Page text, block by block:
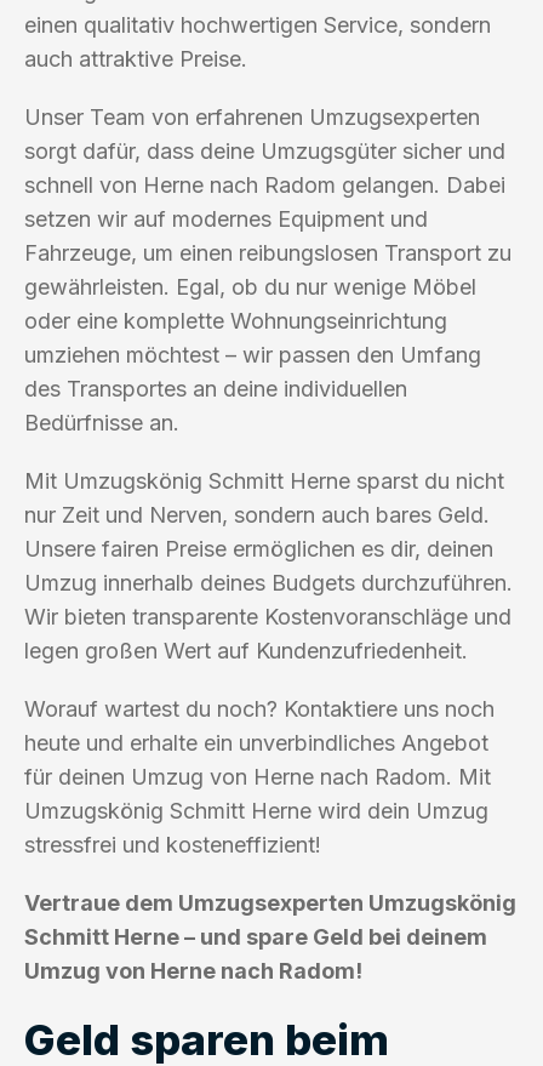
einen qualitativ hochwertigen Service, sondern
auch attraktive Preise.
Unser Team von erfahrenen Umzugsexperten
sorgt dafür, dass deine Umzugsgüter sicher und
schnell von Herne nach Radom gelangen. Dabei
setzen wir auf modernes Equipment und
Fahrzeuge, um einen reibungslosen Transport zu
gewährleisten. Egal, ob du nur wenige Möbel
oder eine komplette Wohnungseinrichtung
umziehen möchtest – wir passen den Umfang
des Transportes an deine individuellen
Bedürfnisse an.
Mit Umzugskönig Schmitt Herne sparst du nicht
nur Zeit und Nerven, sondern auch bares Geld.
Unsere fairen Preise ermöglichen es dir, deinen
Umzug innerhalb deines Budgets durchzuführen.
Wir bieten transparente Kostenvoranschläge und
legen großen Wert auf Kundenzufriedenheit.
Worauf wartest du noch? Kontaktiere uns noch
heute und erhalte ein unverbindliches Angebot
für deinen Umzug von Herne nach Radom. Mit
Umzugskönig Schmitt Herne wird dein Umzug
stressfrei und kosteneffizient!
Vertraue dem Umzugsexperten Umzugskönig
Schmitt Herne – und spare Geld bei deinem
Umzug von Herne nach Radom!
Geld sparen beim